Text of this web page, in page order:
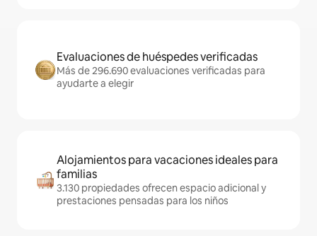
Evaluaciones de huéspedes verificadas
Más de 296.690 evaluaciones verificadas para
ayudarte a elegir
Alojamientos para vacaciones ideales para
familias
3.130 propiedades ofrecen espacio adicional y
prestaciones pensadas para los niños